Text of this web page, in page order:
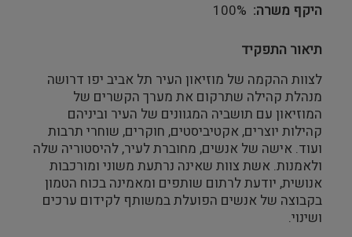
היקף משרה 100%
תיאור התפקיד
לצוות ההקמה של מוזיאון העיר תל אביב יפו דרושה
מנהלת קהילה שתרקום את מערך הקשרים של
המוזיאון עם תושביה המגוונים של העיר וביניהם
קהילות יוצרים, אקטיביסטים, חוקרים, שוחרי תרבות
ועוד. אישה של אנשים, מחוברת לעיר, להיסטוריה שלה
ולאמנות. אשת צוות שאינה נרתעת משוני ומורכבות
אנושית, יודעת לרתום שותפים ומאמינה בכוח הטמון
בקבוצה של אנשים הפועלת במשותף לקידום ערכים
ושינוי.